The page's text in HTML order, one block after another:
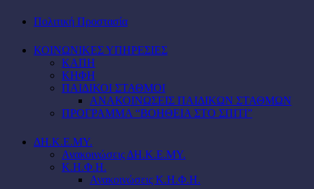
Πολιτική Προστασία
ΚΟΙΝΩΝΙΚΕΣ ΥΠΗΡΕΣΙΕΣ
ΚΑΠΗ
ΚΗΦΗ
ΠΑΙΔΙΚΟΙ ΣΤΑΘΜΟΙ
ΑΝΑΚΟΙΝΩΣΕΙΣ ΠΑΙΔΙΚΩΝ ΣΤΑΘΜΩΝ
ΠΡΟΓΡΑΜΜΑ “ΒΟΗΘΕΙΑ ΣΤΟ ΣΠΙΤΙ”
ΔΗ.Κ.Ε.ΜΥ.
Ανακοινώσεις ΔΗ.Κ.Ε.ΜΥ.
Κ.Η.Φ.Η.
Ανακοινώσεις Κ.Η.Φ.Η.